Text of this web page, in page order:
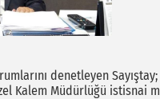
denetleyen
Kalem Müdürlüğü